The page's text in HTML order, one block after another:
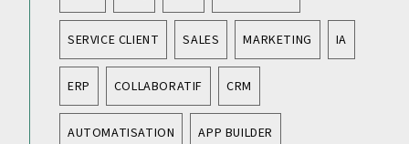
SERVICE CLIENT SALES MARKETING IA
ERP COLLABORATIF CRM
AUTOMATISATION APP BUILDER